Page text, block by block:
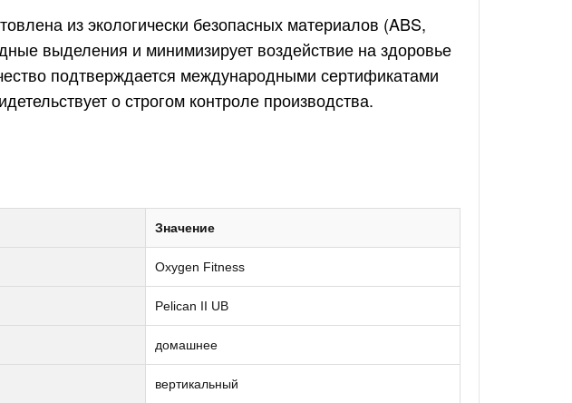
из экологически безопасных материалов (ABS,
выделения и минимизирует воздействие на здоровье
подтверждается международными сертификатами
о строгом контроле производства.
Значение
Oxygen Fitness
Pelican II UB
домашнее
вертикальный